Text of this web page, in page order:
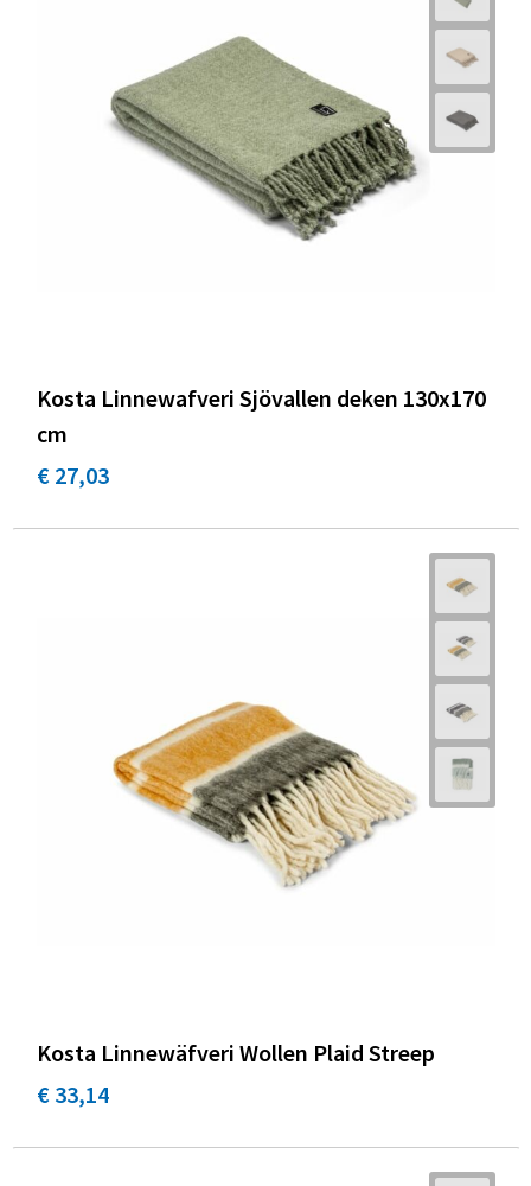
Kosta Linnewafveri Sjövallen deken 130x170
cm
€ 27,03
Kosta Linnewäfveri Wollen Plaid Streep
€ 33,14